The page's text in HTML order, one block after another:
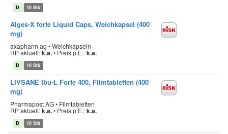
D 10 Stk
Alges-X forte Liquid Caps, Weichkapsel (400
mg)
axapharm ag • Weichkapseln
RP aktuell:k.a.• Preis p.E.:k.a.
D 10 Stk
LIVSANE Ibu-L Forte 400, Filmtabletten (400
mg)
Pharmapost AG • Filmtabletten
RP aktuell:k.a.• Preis p.E.:k.a.
D 10 Stk